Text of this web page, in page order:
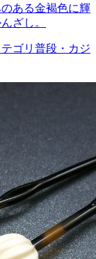
ある金褐色に輝
ざし。
ゴリ 普段・カジ